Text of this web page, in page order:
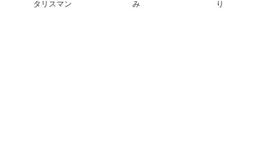
タリスマン み り